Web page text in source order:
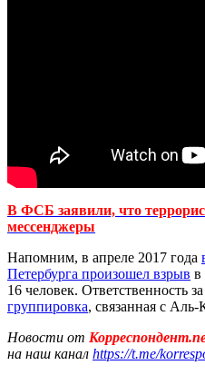
В ФСБ заявили, что
мессенджеры
Напомним, в апреле 2017 года
Петербурга произошел взрыв в
16 человек. Ответственность
группировка, связанная с Аль-
Новости от
на наш канал https://t.me/